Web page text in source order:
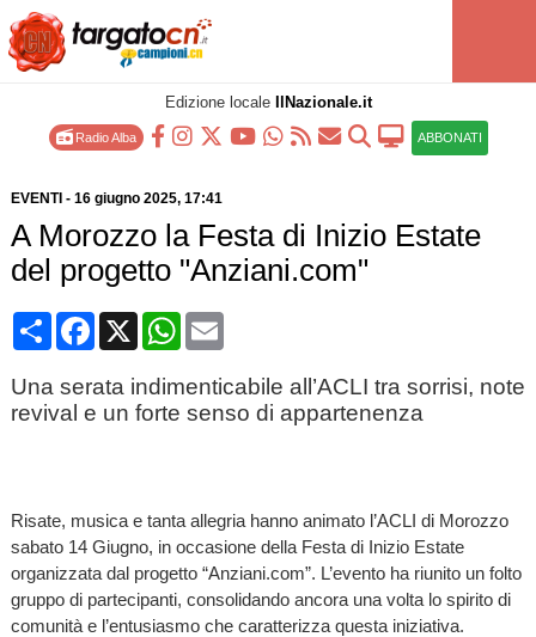
Edizione locale IlNazionale.it
Radio Alba ABBONATI
EVENTI - 16 giugno 2025, 17:41
A Morozzo la Festa di Inizio Estate
del progetto "Anziani.com"
CondividiFacebook
X WhatsApp
Email
Una serata indimenticabile all’ACLI tra sorrisi, note
revival e un forte senso di appartenenza
Risate, musica e tanta allegria hanno animato l’ACLI di Morozzo
sabato 14 Giugno, in occasione della Festa di Inizio Estate
organizzata dal progetto “Anziani.com”. L’evento ha riunito un folto
gruppo di partecipanti, consolidando ancora una volta lo spirito di
comunità e l’entusiasmo che caratterizza questa iniziativa.